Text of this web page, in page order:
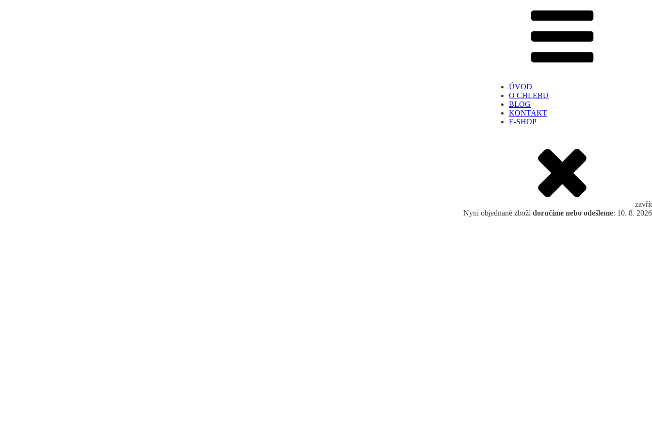
ÚVOD
O CHLEBU
BLOG
KONTAKT
E-SHOP
zavřít
Nyní objednané zbožídoručíme nebo odešleme: 10. 8. 2026